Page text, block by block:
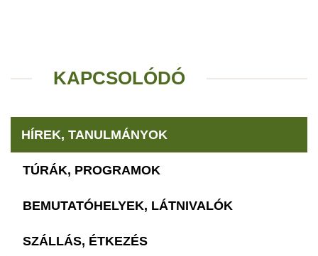
KAPCSOLÓDÓ
HÍREK, TANULMÁNYOK
TÚRÁK, PROGRAMOK
BEMUTATÓHELYEK, LÁTNIVALÓK
SZÁLLÁS, ÉTKEZÉS